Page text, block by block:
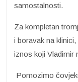
samostalnosti.
Za kompletan
i boravak na
iznos koji Vladimir
Pomozimo